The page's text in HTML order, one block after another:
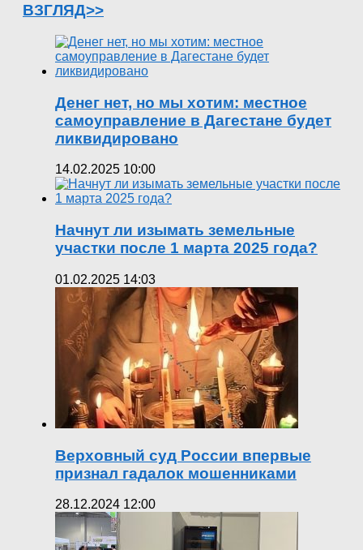
ВЗГЛЯД>>
Денег нет, но мы хотим: местное
самоуправление в Дагестане будет
ликвидировано
14.02.2025 10:00
Начнут ли изымать земельные
участки после 1 марта 2025 года?
01.02.2025 14:03
Верховный суд России впервые
признал гадалок мошенниками
28.12.2024 12:00